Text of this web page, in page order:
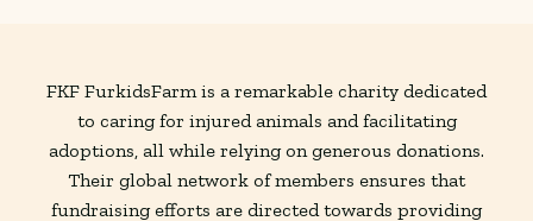
FKF FurkidsFarm is a remarkable charity dedicated
to caring for injured animals and facilitating
adoptions, all while relying on generous donations.
Their global network of members ensures that
fundraising efforts are directed towards providing